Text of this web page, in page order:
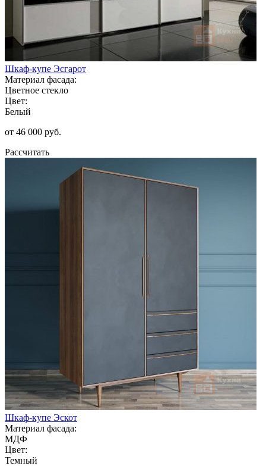
Шкаф-купе Эсгарот
Материал фасада:
Цветное стекло
Цвет:
Белый
от 46 000 руб.
Рассчитать
Шкаф-купе Эскот
Материал фасада:
МДФ
Цвет:
Темный